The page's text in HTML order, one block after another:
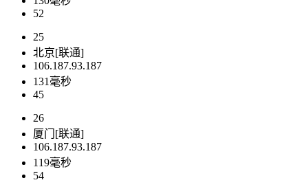
52
25
北京[联通]
106.187.93.187
131毫秒
45
26
厦门[联通]
106.187.93.187
119毫秒
54